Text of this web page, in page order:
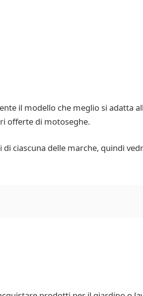
il modello che meglio si adatta
offerte di motoseghe.
ciascuna delle marche, quindi